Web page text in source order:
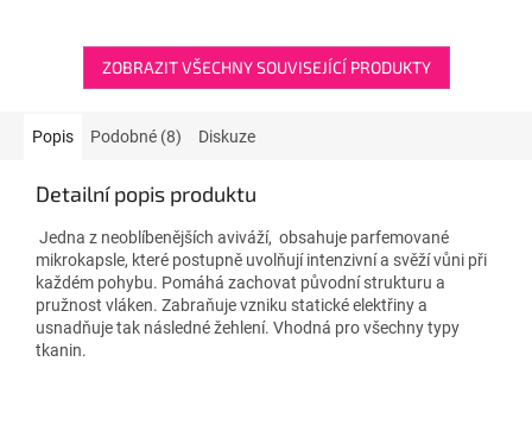
ZOBRAZIT VŠECHNY SOUVISEJÍCÍ PRODUKTY
Popis Podobné (8) Diskuze
Detailní popis produktu
Jedna z neoblíbenějších aviváží, obsahuje parfemované
mikrokapsle, které postupně uvolňují intenzivní a svěží vůni při
každém pohybu. Pomáhá zachovat původní strukturu a
pružnost vláken. Zabraňuje vzniku statické elektřiny a
usnadňuje tak následné žehlení. Vhodná pro všechny typy
tkanin.